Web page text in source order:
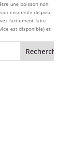
une boisson non
ensemble dispose
facilement faire
est disponible) et